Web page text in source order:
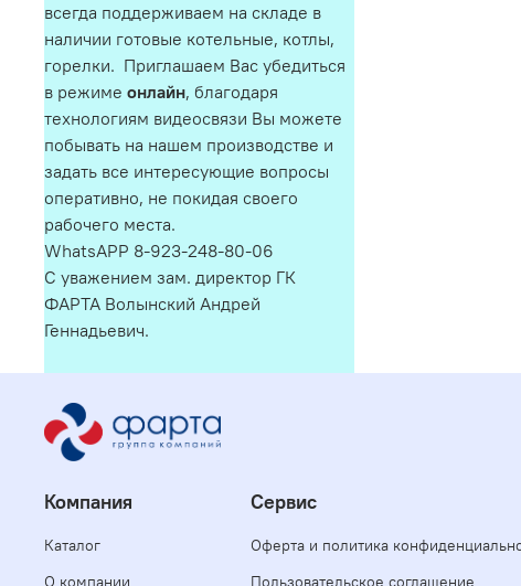
всегда поддерживаем на складе в
наличии готовые котельные, котлы,
горелки. Приглашаем Вас убедиться
в режиме онлайн, благодаря
технологиям видеосвязи Вы можете
побывать на нашем производстве и
задать все интересующие вопросы
оперативно, не покидая своего
рабочего места.
WhatsAPP 8-923-248-80-06
С уважением зам. директор ГК
ФАРТА Волынский Андрей
Геннадьевич.
Компания
Каталог
О компании
Сервис
Оферта и политика
Пользовательское соглашение